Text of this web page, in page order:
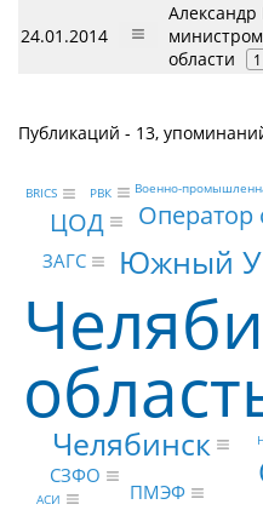
24.01.2014
области
1
Публикаций - 13,
Южный
Челябинск
Оператор
ЦОД
СЗФО
ЗАГС
ПМЭФ
РВК Военно-
АСИ
BRICS